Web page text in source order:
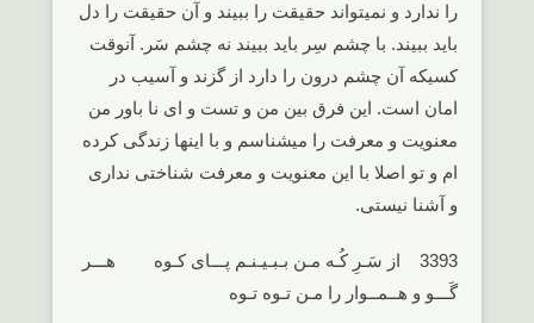
را ندارد و نمیتواند حقیقت را ببیند و آن حقیقت را دل
باید ببیند. با چشم سِر باید ببیند نه چشم سَر. آنوقت
کسیکه آن چشم درون را دارد از گزند و آسیب در
امان است. این فرق بین من و تست و ای نا باور من
معنویت و معرفت را میشناسم و با اینها زندگی کرده
ام و تو اصلا با این معنویت و معرفت شناختی نداری
و آشنا نیستی.
3393 از سَـرِ کُـه مـن بـبـیـنـم پـــای کـوه هـــر
گَـــو و هــمــوار را مـن تـوه تـوه